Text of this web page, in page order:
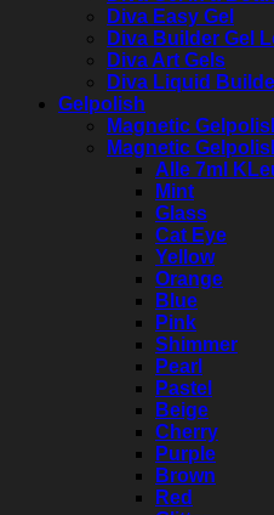
Diva Easy Gel
Diva Builder Gel
Diva Art Gels
Diva Liquid
Gelpolish
Magnetic
Magnetic
Alle 7ml
Mint
Glass
Cat Eye
Yellow
Orange
Blue
Pink
Shimmer
Pearl
Pastel
Beige
Cherry
Purple
Brown
Red